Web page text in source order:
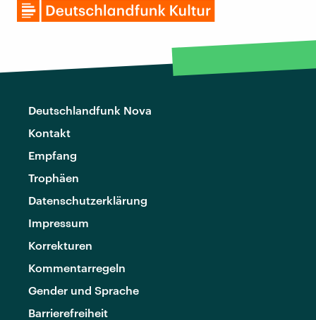
Deutschlandfunk Nova
Kontakt
Empfang
Trophäen
Datenschutzerklärung
Impressum
Korrekturen
Kommentarregeln
Gender und Sprache
Barrierefreiheit